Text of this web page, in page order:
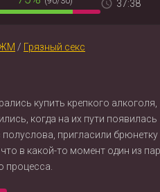
37:38
/ Грязный секс
купить крепкого
когда на их пути
полуслова, пригласили
в какой-то момент один из
процесса.